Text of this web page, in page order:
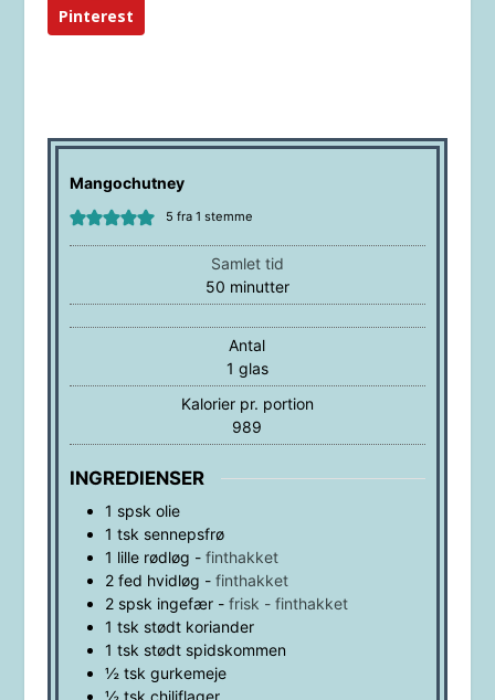
Pinterest
Mangochutney
5 fra 1 stemme
Samlet tid
50minutter
minutter
Antal
1 glas
Kalorier pr. portion
989
INGREDIENSER
1 spsk olie
1 tsk sennepsfrø
1 lille rødløg - finthakket
2 fed hvidløg - finthakket
2 spsk ingefær- frisk - finthakket
1 tsk stødt koriander
1 tsk stødt spidskommen
½ tsk gurkemeje